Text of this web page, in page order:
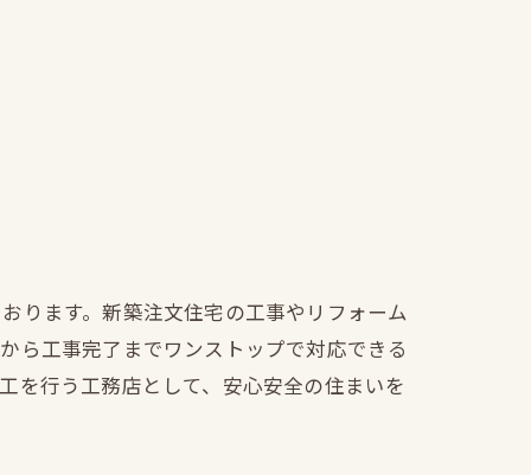
ります。新築注文住宅の工事やリフォーム
ら工事完了までワンストップで対応できる
を行う工務店として、安心安全の住まいを